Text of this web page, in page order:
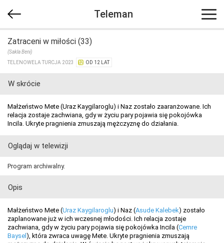
Teleman
Zatraceni w miłości (33)
(Sakla Beni)
TELENOWELA TURCJA 2023
OD 12 LAT
W skrócie
Małżeństwo Mete (Uraz Kaygilaroglu) i Naz zostało zaaranżowane. Ich
relacja zostaje zachwiana, gdy w życiu pary pojawia się pokojówka
Incila. Ukryte pragnienia zmuszają mężczyznę do działania.
Oglądaj w telewizji
Program archiwalny.
Opis
Małżeństwo Mete (Uraz Kaygilaroglu) i Naz (Asude Kalebek) zostało
zaplanowane już w ich wczesnej młodości. Ich relacja zostaje
zachwiana, gdy w życiu pary pojawia się pokojówka Incila (Cemre
Baysel ), która zwraca uwagę Mete. Ukryte pragnienia zmuszają